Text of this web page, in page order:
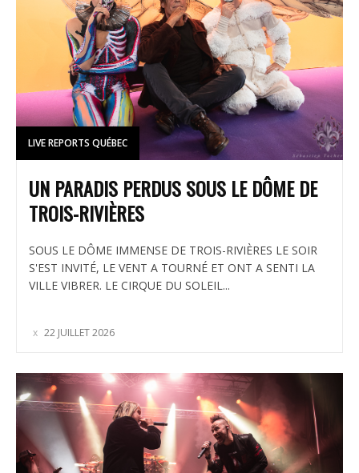
LIVE REPORTS QUÉBEC
UN PARADIS PERDUS SOUS LE DÔME DE
TROIS-RIVIÈRES
SOUS LE DÔME IMMENSE DE TROIS-RIVIÈRES LE SOIR
S'EST INVITÉ, LE VENT A TOURNÉ ET ONT A SENTI LA
VILLE VIBRER. LE CIRQUE DU SOLEIL...
22 JUILLET 2026